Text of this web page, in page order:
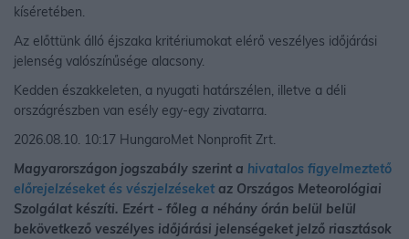
kíséretében.
Az előttünk álló éjszaka kritériumokat elérő veszélyes időjárási
jelenség valószínűsége alacsony.
Kedden északkeleten, a nyugati határszélen, illetve a déli
országrészben van esély egy-egy zivatarra.
2026.08.10. 10:17 HungaroMet Nonprofit Zrt.
Magyarországon jogszabály szerint a hivatalos figyelmeztető
előrejelzéseket és vészjelzéseket az Országos Meteorológiai
Szolgálat készíti. Ezért - főleg a néhány órán belül belül
bekövetkező veszélyes időjárási jelenségeket jelző riasztások